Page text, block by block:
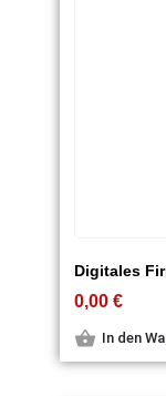
Digitales
0,00€
In den